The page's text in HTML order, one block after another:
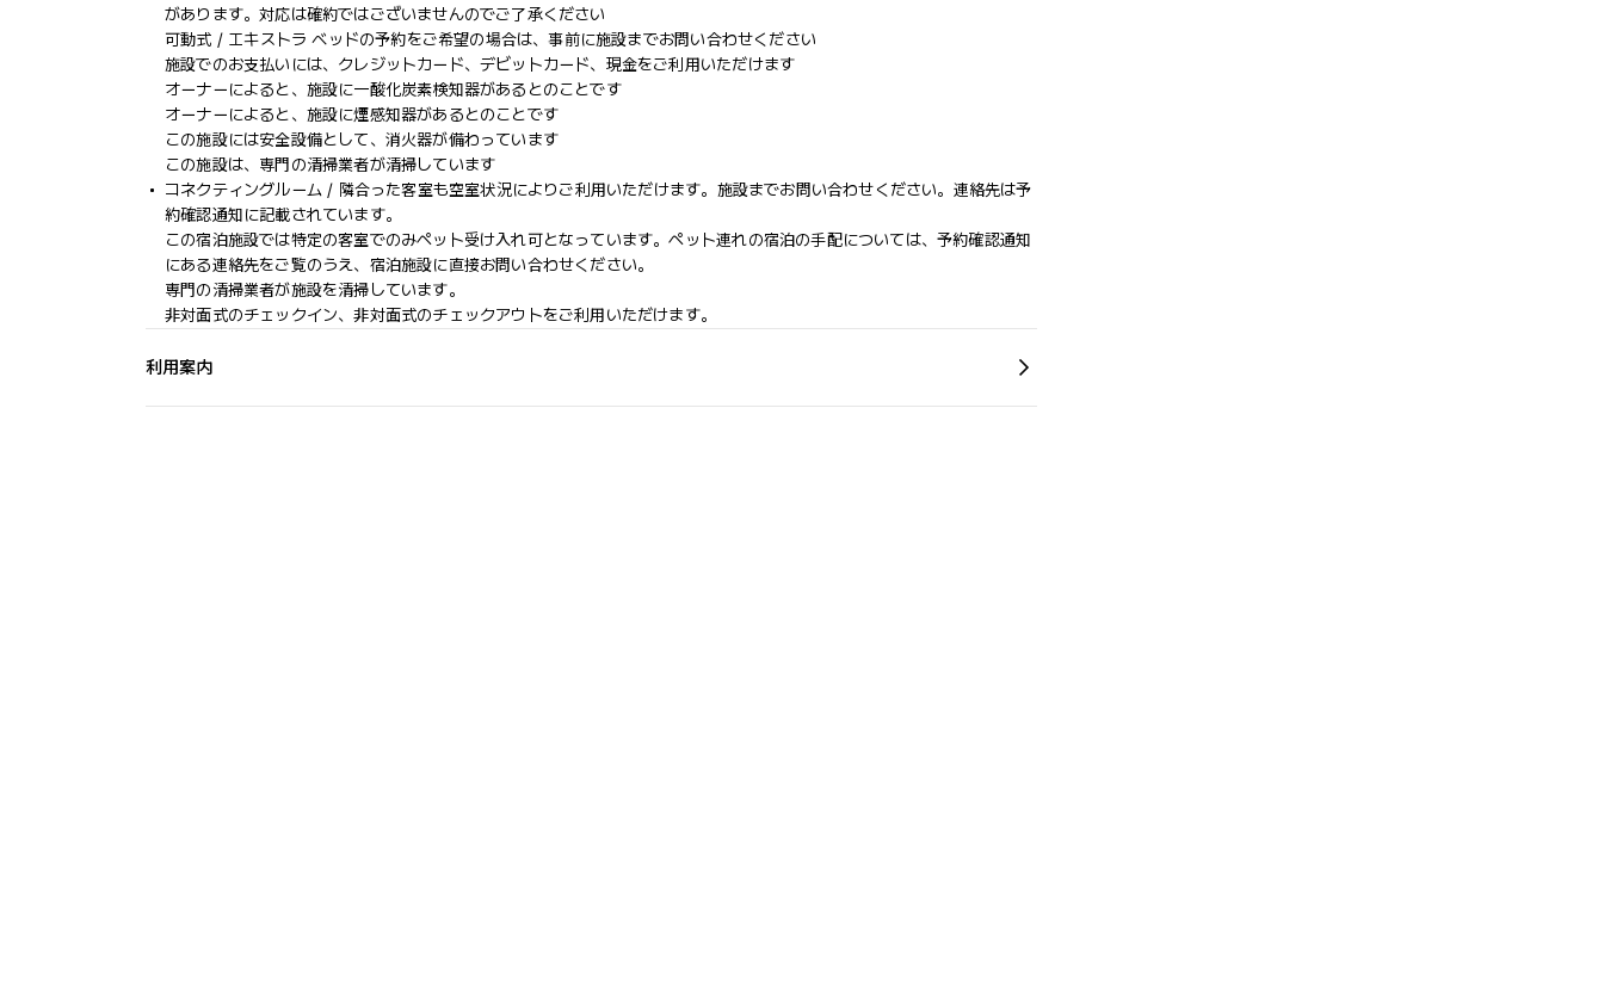
があります。対応は確約ではございませんのでご了承ください
可動式 / エキストラ ベッドの予約をご希望の場合は、事前に施設までお問い合わせください
施設でのお支払いには、クレジットカード、デビットカード、現金をご利用いただけます
オーナーによると、施設に一酸化炭素検知器があるとのことです
オーナーによると、施設に煙感知器があるとのことです
この施設には安全設備として、消火器が備わっています
この施設は、専門の清掃業者が清掃しています
コネクティングルーム / 隣合った客室も空室状況によりご利用いただけます。施設までお問い合わせください。連絡先は予
約確認通知に記載されています。
この宿泊施設では特定の客室でのみペット受け入れ可となっています。ペット連れの宿泊の手配については、予約確認通知
にある連絡先をご覧のうえ、宿泊施設に直接お問い合わせください。
専門の清掃業者が施設を清掃しています。
非対面式のチェックイン、非対面式のチェックアウトをご利用いただけます。
利用案内